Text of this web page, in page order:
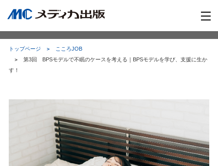
トップページ
こころJOB
第3回 BPSモデルで不眠のケースを考える｜BPSモデルを学び、支援に生か
す！